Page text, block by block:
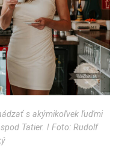
s akýmikoľvek ľuďmi
Tatier. ǀ Foto: Rudolf